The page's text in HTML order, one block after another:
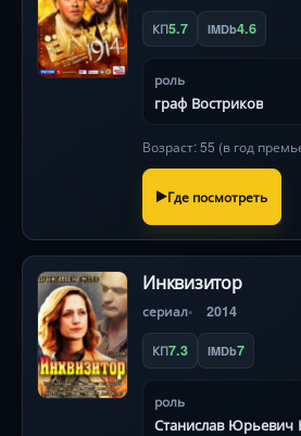
КП5.7 IMDb4.6
роль
граф Востриков
Возраст: 55 (в год
Где посмотреть
Инквизитор
сериал 2014
КП7.3 IMDb7
роль
Станислав Юрьевич